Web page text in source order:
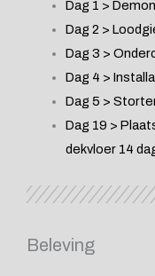
Dag 1 >
Dag 2 >
Dag 3 >
Dag 4 >
Dag 5 >
Dag 19 >
dekvloer 14
Beleving